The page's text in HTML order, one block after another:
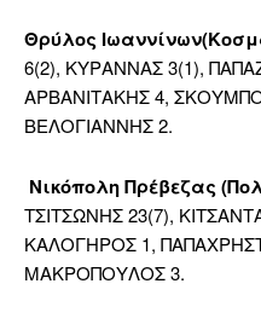
Θρύλος
6(2), ΚΥΡΑΝΝΑΣ 3(1),
ΑΡΒΑΝΙΤΑΚΗΣ 4,
ΒΕΛΟΓΙΑΝΝΗΣ 2.
Νικόπολη Πρέβεζας
ΤΣΙΤΣΩΝΗΣ 23(7),
ΚΑΛΟΓΗΡΟΣ 1,
ΜΑΚΡΟΠΟΥΛΟΣ 3.